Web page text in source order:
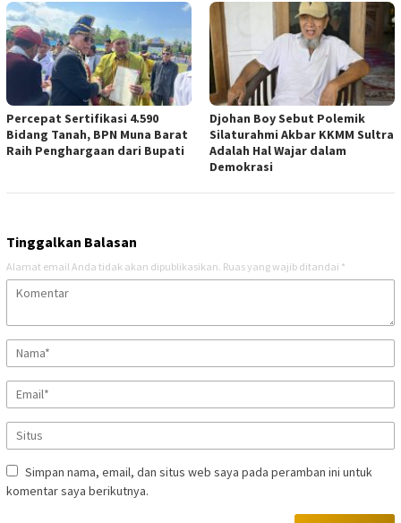
Percepat Sertifikasi 4.590
Bidang Tanah, BPN Muna Barat
Raih Penghargaan dari Bupati
Djohan Boy Sebut Polemik
Silaturahmi Akbar KKMM Sultra
Adalah Hal Wajar dalam
Demokrasi
Tinggalkan Balasan
Alamat email Anda tidak akan dipublikasikan. Ruas yang wajib ditandai *
Simpan nama, email, dan situs web saya pada peramban ini untuk
komentar saya berikutnya.